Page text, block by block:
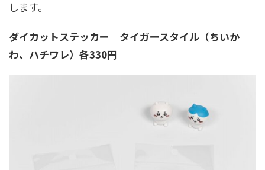
します。
ダイカットステッカー タイガースタイル（ちいか
わ、ハチワレ）各330円